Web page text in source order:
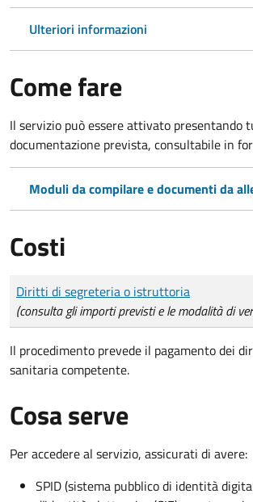
Ulteriori informazioni
Come fare
Il servizio può essere attivato presentando
documentazione prevista, consultabile in
Moduli da compilare e documenti da
Costi
Tipo di pagamento
Importo
Diritti di segreteria o istruttoria
(consulta gli importi previsti e le modalità di
Il procedimento prevede il pagamento dei
sanitaria competente.
Cosa serve
Per accedere al servizio, assicurati di avere:
SPID (sistema pubblico di identità